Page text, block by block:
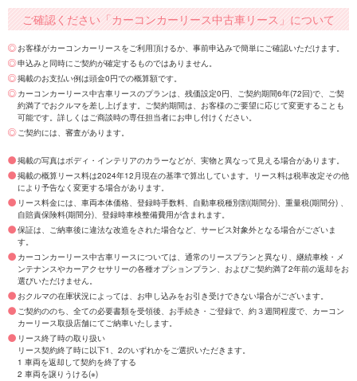
ご確認ください「カーコンカーリース中古車リース」について
お客様がカーコンカーリースをご利用頂けるか、事前申込みで簡単にご確認いただけます。
申込みと同時にご契約が確定するものではありません。
掲載のお支払い例は頭金0円での概算額です。
カーコンカーリース中古車リースのプランは、残価設定0円、ご契約期間6年(72回)で、ご契
約満了でおクルマを差し上げます。ご契約期間は、お客様のご要望に応じて変更することも
可能です。詳しくはご商談時の専任担当者にお申し付けください。
ご契約には、審査があります。
掲載の写真はボディ・インテリアのカラーなどが、実物と異なって見える場合があります。
掲載の概算リース料は2024年12月現在の基準で算出しています。リース料は税率改定その他
により予告なく変更する場合があります。
リース料金には、車両本体価格、登録時手数料、自動車税種別割(期間分)、重量税(期間分) 、
自賠責保険料(期間分)、登録時車検整備費用が含まれます。
保証は、ご納車後に違法な改造をされた場合など、サービス対象外となる場合がございま
す。
カーコンカーリース中古車リースについては、通常のリースプランと異なり、継続車検・メ
ンテナンスやカーアクセサリーの各種オプションプラン、およびご契約満了2年前の返却をお
選びいただけません。
おクルマの在庫状況によっては、お申し込みをお引き受けできない場合がございます。
ご契約ののち、全ての必要書類を受領後、お手続き・ご登録で、約３週間程度で、カーコン
カーリース取扱店舗にてご納車いたします。
リース終了時の取り扱い
リース契約終了時に以下1、2のいずれかをご選択いただきます。
1 車両を返却して契約を終了する
2 車両を譲りうける(※)